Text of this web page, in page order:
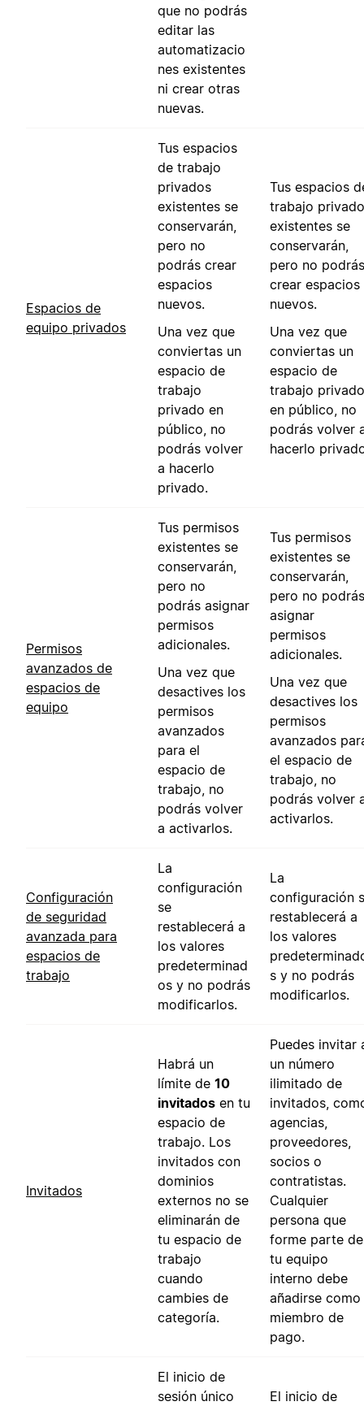
que no podrás
editar las
automatizacio
nes existentes
ni crear otras
nuevas.
Espacios de
equipo privados
Tus espacios
de trabajo
privados
existentes se
conservarán,
pero no
podrás crear
espacios
nuevos.
Una vez que
conviertas un
espacio de
trabajo
privado en
público, no
podrás volver
a hacerlo
privado.
Tus espacios
trabajo
existentes se
conservarán,
pero no podrás
crear espacios
nuevos.
Una vez que
conviertas un
espacio de
trabajo privado
en público, no
podrás volver
hacerlo
Permisos
avanzados de
espacios de
equipo
Tus permisos
existentes se
conservarán,
pero no
podrás asignar
permisos
adicionales.
Una vez que
desactives los
permisos
avanzados
para el
espacio de
trabajo, no
podrás volver
a activarlos.
Tus permisos
existentes se
conservarán,
pero no podrás
asignar
permisos
adicionales.
Una vez que
desactives los
permisos
avanzados
el espacio de
trabajo, no
podrás volver
activarlos.
Configuración
de seguridad
avanzada para
espacios de
trabajo
La
configuración
se
restablecerá a
los valores
predeterminad
os y no podrás
modificarlos.
La
configuración
restablecerá a
los valores
s y no podrás
modificarlos.
Invitados
Habrá un
límite de 10
invitados en tu
espacio de
trabajo. Los
invitados con
dominios
externos no se
eliminarán de
tu espacio de
trabajo
cuando
cambies de
categoría.
Puedes invitar
un número
ilimitado de
invitados,
agencias,
proveedores,
socios o
contratistas.
Cualquier
persona que
forme parte de
tu equipo
interno debe
añadirse como
miembro de
pago.
El inicio de
sesión único
El inicio de